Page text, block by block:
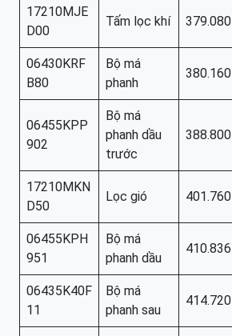
17210MJE
D00
Tấm lọc khí 379.080
06430KRF
B80
Bộ má
phanh
380.160
06455KPP
902
Bộ má
phanh dầu
trước
388.800
17210MKN
D50
Lọc gió 401.760
06455KPH
951
Bộ má
phanh dầu
410.836
06435K40F
11
Bộ má
phanh sau
414.720